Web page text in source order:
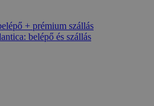
+ prémium szállás
belépő és szállás